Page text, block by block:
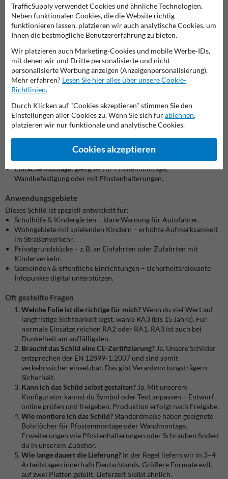
Zertifizierte Einsatzbereiche
Das Schild entspricht dem Verkehrszeichen VZ 136 gemäß der
deutschen StVO („Kinder“) und warnt aktiv vor spielenden Kindern
an Straßenabschnitten. Solche Schilder finden sich häufig vor
Schulen, Kindergärten oder Wohnstraßen mit Spielverkehr.
Vorteile auf einen Blick
Hervorragende Sichtbarkeit:
Nachhaltig & langlebig:UV-beständiges Laminat, wetterfestes
Dibond, recyclebar.
Individuell konfigurierbar:Größe, Folienart, flach oder mit
Rahmen.
genau nach Norm gefertigt, inklusive CE-
Einfache Montage:geeignet für Pfostenmontage,
Wandbefestigung oder mit Pfostenhalterungen.
Anwendungsgebiete
Dieses Schild ist speziell entwickelt für:
Schulhöfe & Kindergärten – klare Warnung für Autofahrer.
Wohngebiete mit spielenden Kindern – erhöhte Aufmerksamkeit
im Straßenverkehr.
Privatgrundstücke – z. B. an Einfahrten oder Zufahrten mit
Kinderverkehr.
Gemeinden & öffentliche Einrichtungen – sicherheitsrelevante
Infopunkte digital unterstützen.
Oft gestellte Fragen
Welche Folie ist die richtige für mich?Wenn du viel Wert auf
langfristige Sichtbarkeit legst, wähle RA3 (bis 15 Jahre). Für
normale Einsätze reichen RA2 oder RA1. RA3 ist auch bei
Dunkelheit am auffälligsten.
Braucht das Schild eine CE-Zertifizierung? Ja. Unsere Schilder
entsprechen der EN 12899-1:2007 und sind somit
verkehrssicher einsetzbar. Das gibt Verantwortungsträgern
Sicherheit.
Kann ich das Schild selbst gestalten? Ja. Mit unserem
Konfigurator kannst du Symbol oder Text anpassen – Entwurf
online prüfen und freigeben. Produktion erfolgt nach Freigabe.
Wie montiere ich das Schild?Standardmaße haben geeignete
Bohrlöcher für Pfostenmontage oder Wandmontage.
Erweiterungen wie Pfostenhalterungen oder Schrauben findest
du in unserem Zubehör.
Wie lange dauert die Lieferung? In der Regel liefern wir in 3–4
Arbeitstagen innerhalb Deutschlands. Größere Formate evtl.
auf zwei Platten geteilt, Lieferzeit bleibt ähnlich.
TrafficSupply verwendet Cookies und ähnliche Technologien.
Neben funktionalen Cookies, die die Website richtig
funktionieren lassen, platzieren wir auch analytische Cookies, um
Ihnen die bestmögliche Benutzererfahrung zu bieten.
Wir platzieren auch Marketing-Cookies und mobile Werbe-IDs,
mit denen wir und Dritte personalisierte und nicht
personalisierte Werbung anzeigen (Anzeigenpersonalisierung).
Mehr erfahren? Lesen Sie hier alles über unsere Cookie-
Richtlinien.
Durch Klicken auf "Cookies akzeptieren" stimmen Sie den
Einstellungen aller Cookies zu. Wenn Sie sich fürablehnen,
platzieren wir nur funktionale und analytische Cookies.
Cookies akzeptieren